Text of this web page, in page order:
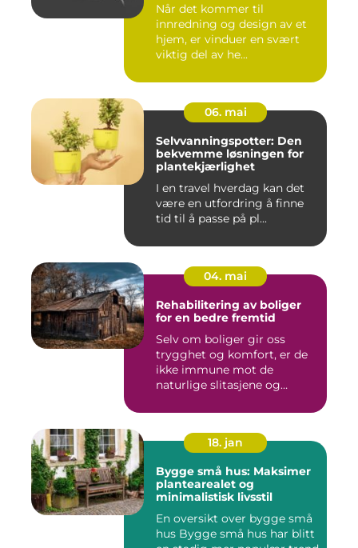
Når det kommer til
innredning og design av et
hjem, er vinduer en svært
viktig del av he...
06. mai
Selvvanningspotter: Den
bekvemme løsningen for
plantekjærlighet
I en travel hverdag kan det
være en utfordring å finne
tid til å passe på pl...
04. mai
Rehabilitering av boliger
for en bedre fremtid
Selv om boliger gir oss
trygghet og komfort, er de
ikke immune mot de
naturlige slitasjene og
18. jan
Bygge små hus: Maksimer
plantearealet og
minimalistisk livsstil
En oversikt over bygge små
hus Bygge små hus har blitt